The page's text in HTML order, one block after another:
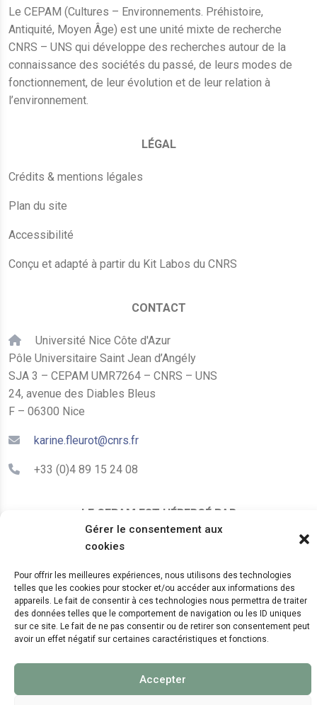
Gérer le consentement aux
cookies
Pour offrir les meilleures expériences, nous utilisons des technologies
telles que les cookies pour stocker et/ou accéder aux informations des
appareils. Le fait de consentir à ces technologies nous permettra de traiter
des données telles que le comportement de navigation ou les ID uniques
sur ce site. Le fait de ne pas consentir ou de retirer son consentement peut
avoir un effet négatif sur certaines caractéristiques et fonctions.
Accepter
Le CEPAM (Cultures – Environnements. Préhistoire,
Antiquité, Moyen Âge) est une unité mixte de recherche
CNRS – UNS qui développe des recherches autour de la
connaissance des sociétés du passé, de leurs modes de
fonctionnement, de leur évolution et de leur relation à
l’environnement.
LÉGAL
Crédits & mentions légales
Plan du site
Accessibilité
Conçu et adapté à partir du Kit Labos du CNRS
CONTACT
Université Nice Côte d'Azur
Pôle Universitaire Saint Jean d’Angély
SJA 3 – CEPAM UMR7264 – CNRS – UNS
24, avenue des Diables Bleus
F – 06300 Nice
karine.fleurot@cnrs.fr
+33 (0)4 89 15 24 08
LE CEPAM EST HÉBERGÉ PAR
© 2024 Copyright:CEPAM UMR7264, CNRS, CNRS